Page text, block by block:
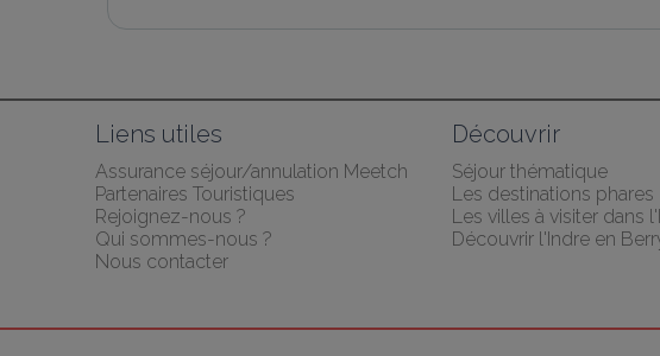
Liens utiles
Assurance séjour/annulation Meetch
Partenaires Touristiques
Rejoignez-nous ?
Qui sommes-nous ?
Nous contacter
Découvrir
Séjour thématique
Les destinations phares
Les villes à visiter dans
Découvrir l'Indre en